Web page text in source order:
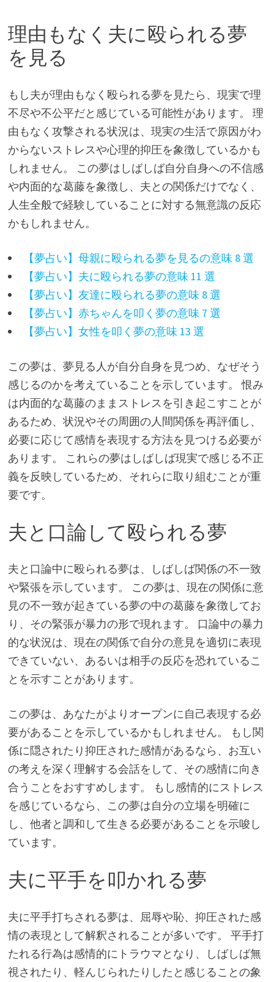
理由もなく夫に殴られる夢
を見る
もし夫が理由もなく殴られる夢を見たら、現実で理
不尽や不公平だと感じている可能性があります。 理
由もなく攻撃される状況は、現実の生活で原因がわ
からないストレスや心理的抑圧を象徴しているかも
しれません。 この夢はしばしば自分自身への不信感
や内面的な葛藤を象徴し、夫との関係だけでなく、
人生全般で経験していることに対する無意識の反応
かもしれません。
【夢占い】母親に殴られる夢を見るの意味 8 選
【夢占い】夫に殴られる夢の意味 11 選
【夢占い】友達に殴られる夢の意味 8 選
【夢占い】赤ちゃんを叩く夢の意味 7 選
【夢占い】女性を叩く夢の意味 13 選
この夢は、夢見る人が自分自身を見つめ、なぜそう
感じるのかを考えていることを示しています。 恨み
は内面的な葛藤のままストレスを引き起こすことが
あるため、状況やその周囲の人間関係を再評価し、
必要に応じて感情を表現する方法を見つける必要が
あります。 これらの夢はしばしば現実で感じる不正
義を反映しているため、それらに取り組むことが重
要です。
夫と口論して殴られる夢
夫と口論中に殴られる夢は、しばしば関係の不一致
や緊張を示しています。 この夢は、現在の関係に意
見の不一致が起きている夢の中の葛藤を象徴してお
り、その緊張が暴力の形で現れます。 口論中の暴力
的な状況は、現在の関係で自分の意見を適切に表現
できていない、あるいは相手の反応を恐れているこ
とを示すことがあります。
この夢は、あなたがよりオープンに自己表現する必
要があることを示しているかもしれません。 もし関
係に隠されたり抑圧された感情があるなら、お互い
の考えを深く理解する会話をして、その感情に向き
合うことをおすすめします。 もし感情的にストレス
を感じているなら、この夢は自分の立場を明確に
し、他者と調和して生きる必要があることを示唆し
ています。
夫に平手を叩かれる夢
夫に平手打ちされる夢は、屈辱や恥、抑圧された感
情の表現として解釈されることが多いです。 平手打
たれる行為は感情的にトラウマとなり、しばしば無
視されたり、軽んじられたりしたと感じることの象